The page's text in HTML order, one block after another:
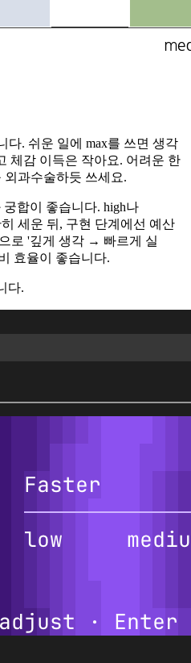
다. 쉬운 일에 max를 쓰면 생각
체감 이득은 작아요. 어려운 한
외과수술하듯 쓰세요.
궁합이 좋습니다. high나
세운 뒤, 구현 단계에선 예산
로 '깊게 생각 → 빠르게 실
효율이 좋습니다.
다.